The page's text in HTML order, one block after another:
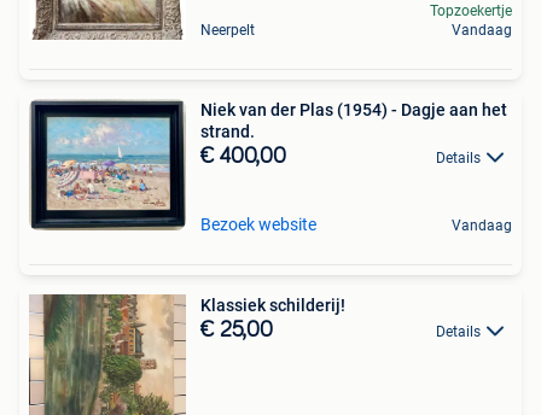
Neerpelt
Topzoekertje
Vandaag
Niek van der Plas (1954) - Dagje aan het
strand.
€ 400,00 Details
Bezoek website Vandaag
Klassiek schilderij!
€ 25,00 Details